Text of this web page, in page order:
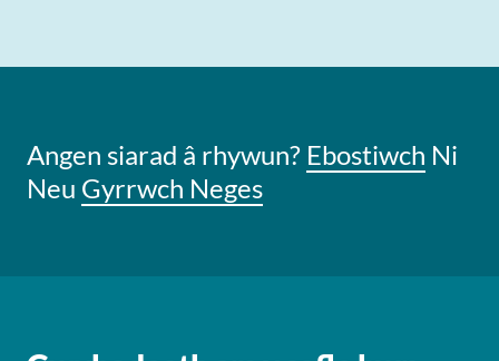
Angen siarad â rhywun? Ebostiwch Ni
Neu Gyrrwch Neges